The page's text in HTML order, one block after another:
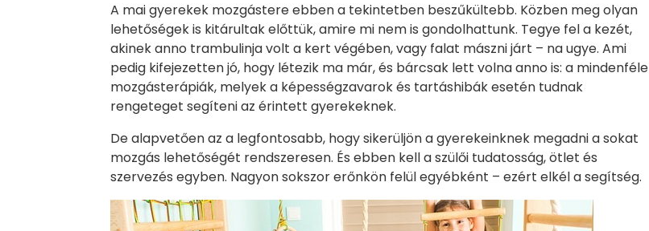
A mai gyerekek mozgástere ebben a tekintetben beszűkültebb. Közben meg olyan
lehetőségek is kitárultak előttük, amire mi nem is gondolhattunk. Tegye fel a kezét,
akinek anno trambulinja volt a kert végében, vagy falat mászni járt – na ugye. Ami
pedig kifejezetten jó, hogy létezik ma már, és bárcsak lett volna anno is: a mindenféle
mozgásterápiák, melyek a képességzavarok és tartáshibák esetén tudnak
rengeteget segíteni az érintett gyerekeknek.
De alapvetően az a legfontosabb, hogy sikerüljön a gyerekeinknek megadni a sokat
mozgás lehetőségét rendszeresen. És ebben kell a szülői tudatosság, ötlet és
szervezés egyben. Nagyon sokszor erőnkön felül egyébként – ezért elkél a segítség.